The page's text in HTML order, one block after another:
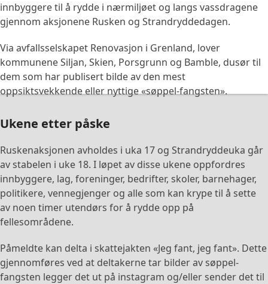
innbyggere til å rydde i nærmiljøet og langs vassdragene
gjennom aksjonene Rusken og Strandryddedagen.
Via avfallsselskapet Renovasjon i Grenland, lover
kommunene Siljan, Skien, Porsgrunn og Bamble, dusør til
dem som har publisert bilde av den mest
oppsiktsvekkende eller nyttige «søppel-fangsten».
Ukene etter påske
Ruskenaksjonen avholdes i uka 17 og Strandryddeuka går
av stabelen i uke 18. I løpet av disse ukene oppfordres
innbyggere, lag, foreninger, bedrifter, skoler, barnehager,
politikere, vennegjenger og alle som kan krype til å sette
av noen timer utendørs for å rydde opp på
fellesområdene.
Påmeldte kan delta i skattejakten «Jeg fant, jeg fant». Dette
gjennomføres ved at deltakerne tar bilder av søppel-
fangsten legger det ut på instagram og/eller sender det til